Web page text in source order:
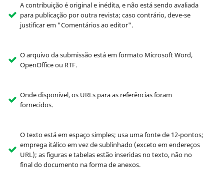
A contribuição é original e inédita, e não está sendo avaliada
para publicação por outra revista; caso contrário, deve-se
justificar em "Comentários ao editor".
O arquivo da submissão está em formato Microsoft Word,
OpenOffice ou RTF.
Onde disponível, os URLs para as referências foram
fornecidos.
O texto está em espaço simples; usa uma fonte de 12-pontos;
emprega itálico em vez de sublinhado (exceto em endereços
URL); as figuras e tabelas estão inseridas no texto, não no
final do documento na forma de anexos.